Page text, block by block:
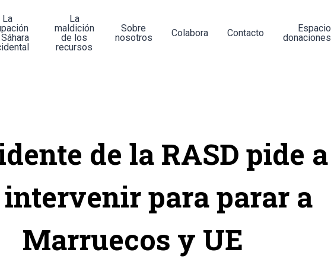
La
La
maldición
de los
recursos
Sobre
nosotros
Colabora Contacto
Espacio
donaciones
de la RASD pide a
para parar a
Marruecos y UE